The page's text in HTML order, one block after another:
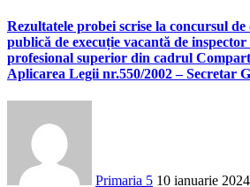
Rezultatele probei scrise la concursul
publică de execuție vacantă de
profesional superior din cadrul
Aplicarea Legii nr.550/2002 – Secretar
Primaria 5 10 ianuarie 2024